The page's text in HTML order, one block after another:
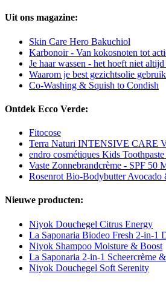
Uit ons magazine:
Skin Care Hero Bakuchiol
Karbonoir - Van kokosnoten tot
Je haar wassen - het hoeft niet
Waarom je best gezichtsolie
Co-Washing & Squish to Condish
Ontdek Ecco Verde:
Fitocose
Terra Naturi INTENSIVE CARE
endro cosmétiques Kids
Vaste Zonnebrandcrème - SPF 50
Rosenrot Bio-Bodybutter Avocado
Nieuwe producten:
Niyok Douchegel Citrus Energy
La Saponaria Biodeo Fresh 2-in-1
Niyok Shampoo Moisture & Boost
La Saponaria 2-in-1 Scheercrème
Niyok Douchegel Soft Serenity